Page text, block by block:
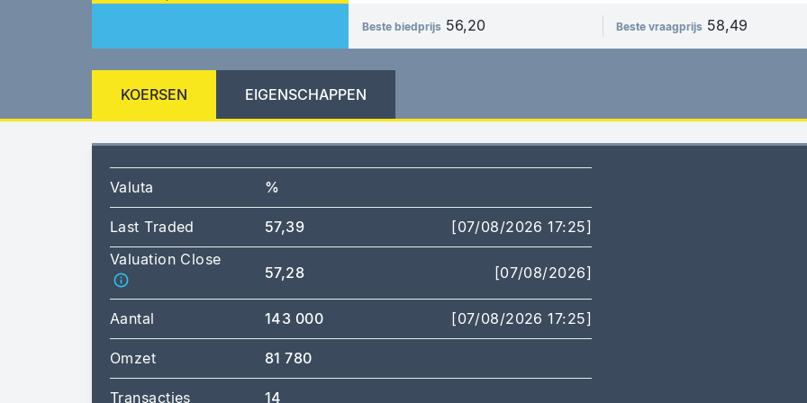
Beste biedprijs 56,20 Beste vraagprijs 58,49
KOERSEN EIGENSCHAPPEN
Valuta %
Last Traded 57,39
[07/08/2026 17:25]
Valuation Close
57,28 [07/08/2026]
Aantal 143 000 [07/08/2026 17:25]
Omzet 81 780
Transacties 14